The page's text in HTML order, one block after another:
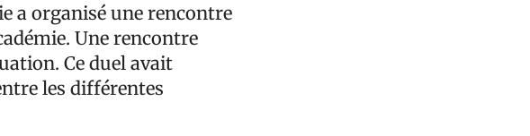
a organisé une rencontre
Une rencontre
Ce duel avait
les différentes